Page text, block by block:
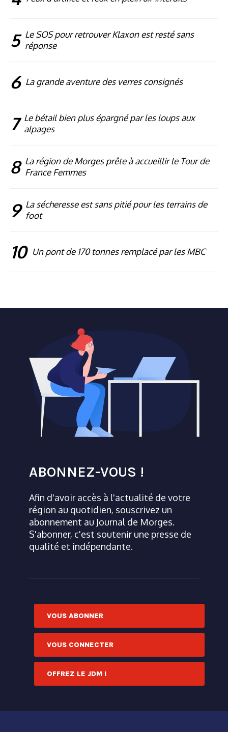
5 Le SOS pour retrouver Klaxon est resté sans
réponse
6 La grande aventure des verres consignés
7 Le bétail bien plus épargné par les loups aux
alpages
8 La région de Morges prête à accueillir le Tour de
France Femmes
9 La sécheresse est sans pitié pour les terrains de
foot
10 Un pont de 170 tonnes remplacé par les MBC
ABONNEZ-VOUS !
Afin d'avoir accès à l'actualité de votre
région au quotidien, souscrivez un
abonnement au Journal de Morges.
S'abonner, c'est soutenir une presse de
qualité et indépendante.
VOUS ABONNER
VOUS CONNECTER
OFFREZ LE JDM !